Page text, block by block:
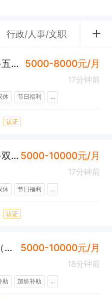
行政/人事/文职 餐饮/
销售业务员（可应届生+五险+双休+东合中心） 5000-8000元/月
17分钟前
休 节日福利 ...
认证
外贸业务员（可应届生+双休+五险+东合中心） 5000-10000元/月
17分钟前
休 节日福利 ...
认证
招聘专员5000-15000（离家近+氛围好+上升空间大) 5000-10000元/月
18分钟前
助 加班补助 ...